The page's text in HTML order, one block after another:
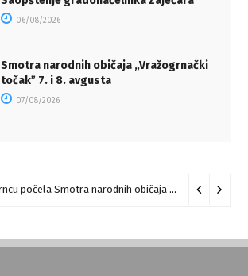
06/08/2026
Smotra narodnih običaja „Vražogrnački
točakˮ 7. i 8. avgusta
07/08/2026
U Vražogrncu počela Smotra narodnih običaja „Vražogrnački točak“